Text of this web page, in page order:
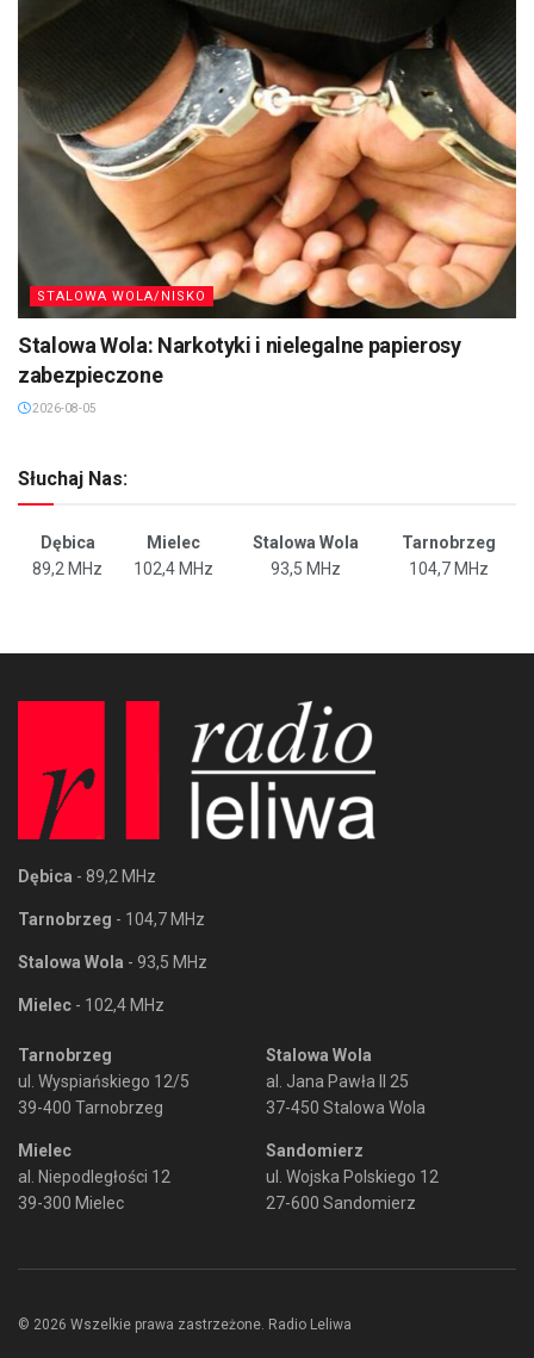
STALOWA WOLA/NISKO
Stalowa Wola: Narkotyki i nielegalne papierosy
zabezpieczone
2026-08-05
Słuchaj Nas:
Dębica Mielec Stalowa Wola
Tarnobrzeg
89,2 MHz
102,4 MHz 93,5 MHz 104,7 MHz
Dębica - 89,2 MHz
Tarnobrzeg - 104,7 MHz
Stalowa Wola - 93,5 MHz
Mielec - 102,4 MHz
Tarnobrzeg
ul. Wyspiańskiego 12/5
39-400 Tarnobrzeg
Mielec
al. Niepodległości 12
39-300 Mielec
Stalowa Wola
al. Jana Pawła II 25
37-450 Stalowa Wola
Sandomierz
ul. Wojska Polskiego 12
27-600 Sandomierz
© 2026 Wszelkie prawa zastrzeżone. Radio Leliwa